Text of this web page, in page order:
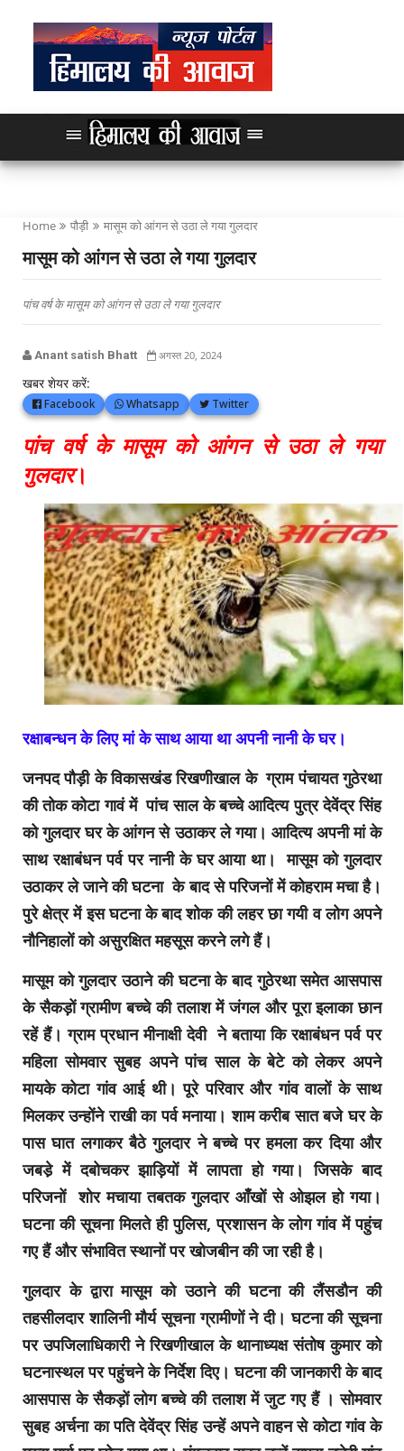
Home पौड़ी मासूम को आंगन से उठा ले गया गुलदार
मासूम को आंगन से उठा ले गया गुलदार
पांच वर्ष के मासूम को आंगन से उठा ले गया गुलदार
Anant satish Bhatt अगस्त 20, 2024
खबर शेयर करें:
Facebook Whatsapp Twitter
पांच वर्ष के मासूम को आंगन से उठा ले गया
गुलदार।
रक्षाबन्धन के लिए मां के साथ आया था अपनी नानी के घर।
जनपद पौड़ी के विकासखंड रिखणीखाल के ग्राम पंचायत गुठेरथा
की तोक कोटा गावं में पांच साल के बच्चे आदित्य पुत्र देवेंद्र सिंह
को गुलदार घर के आंगन से उठाकर ले गया। आदित्य अपनी मां के
साथ रक्षाबंधन पर्व पर नानी के घर आया था। मासूम को गुलदार
उठाकर ले जाने की घटना के बाद से परिजनों में कोहराम मचा है।
पुरे क्षेत्र में इस घटना के बाद शोक की लहर छा गयी व लोग अपने
नौनिहालों को असुरक्षित महसूस करने लगे हैं।
मासूम को गुलदार उठाने की घटना के बाद गुठेरथा समेत आसपास
के सैकड़ों ग्रामीण बच्चे की तलाश में जंगल और पूरा इलाका छान
रहें हैं। ग्राम प्रधान मीनाक्षी देवी ने बताया कि रक्षाबंधन पर्व पर
महिला सोमवार सुबह अपने पांच साल के बेटे को लेकर अपने
मायके कोटा गांव आई थी। पूरे परिवार और गांव वालों के साथ
मिलकर उन्होंने राखी का पर्व मनाया। शाम करीब सात बजे घर के
पास घात लगाकर बैठे गुलदार ने बच्चे पर हमला कर दिया और
जबडे़ में दबोचकर झाड़ियों में लापता हो गया। जिसके बाद
परिजनों शोर मचाया तबतक गुलदार आँखों से ओझल हो गया।
घटना की सूचना मिलते ही पुलिस, प्रशासन के लोग गांव में पहुंच
गए हैं और संभावित स्थानों पर खोजबीन की जा रही है।
गुलदार के द्वारा मासूम को उठाने की घटना की लैंसडौन की
तहसीलदार शालिनी मौर्य सूचना ग्रामीणों ने दी। घटना की सूचना
पर उपजिलाधिकारी ने रिखणीखाल के थानाध्यक्ष संतोष कुमार को
घटनास्थल पर पहुंचने के निर्देश दिए। घटना की जानकारी के बाद
आसपास के सैकड़ों लोग बच्चे की तलाश में जुट गए हैं । सोमवार
सुबह अर्चना का पति देवेंद्र सिंह उन्हें अपने वाहन से कोटा गांव के